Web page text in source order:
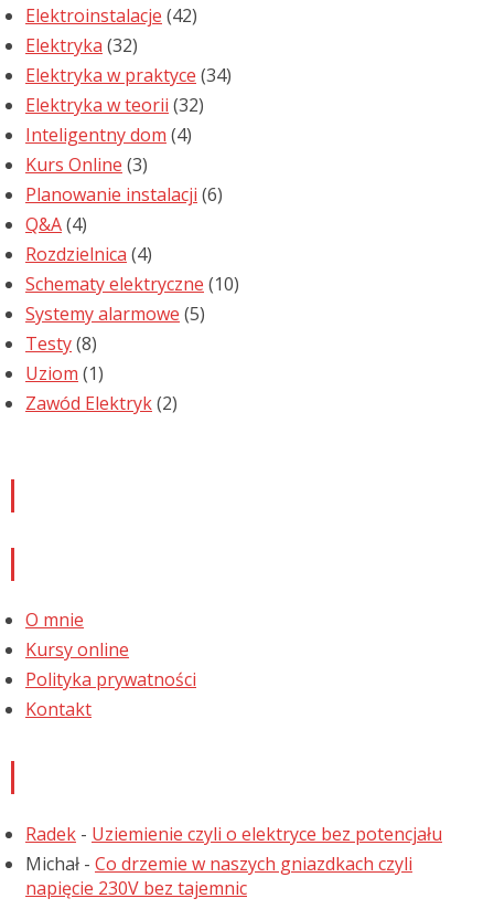
Elektroinstalacje (42)
Elektryka (32)
Elektryka w praktyce (34)
Elektryka w teorii (32)
Inteligentny dom (4)
Kurs Online (3)
Planowanie instalacji (6)
Q&A(4)
Rozdzielnica (4)
Schematy elektryczne (10)
Systemy alarmowe (5)
Testy(8)
Uziom (1)
Zawód Elektryk(2)
O mnie
Kursy online
Polityka prywatności
Kontakt
Radek - Uziemienie czyli o elektryce bez potencjału
Michał - Co drzemie w naszych gniazdkach czyli
napięcie 230V bez tajemnic